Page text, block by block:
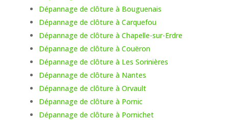
Dépannage de clôture à Bouguenais
Dépannage de clôture à Carquefou
Dépannage de clôture à Chapelle-sur-Erdre
Dépannage de clôture à Couëron
Dépannage de clôture à Les Sorinières
Dépannage de clôture à Nantes
Dépannage de clôture à Orvault
Dépannage de clôture à Pornic
Dépannage de clôture à Pornichet